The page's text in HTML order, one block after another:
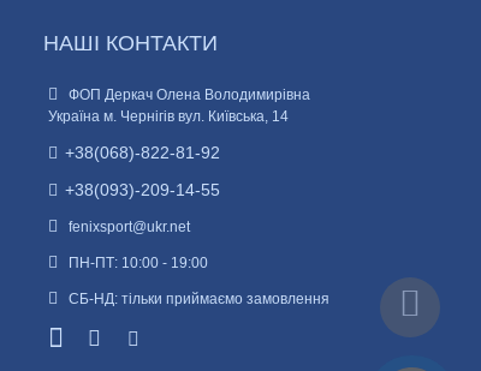
НАШІ КОНТАКТИ
ФОП Деркач Олена Володимирівна
Україна м. Чернігів вул. Київська, 14
+38(068)-822-81-92
+38(093)-209-14-55
fenixsport@ukr.net
ПН-ПТ: 10:00 - 19:00
СБ-НД: тільки приймаємо замовлення